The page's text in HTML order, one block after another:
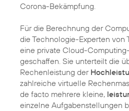
Corona-Bekämpfung.
Für die Berechnung der
die Technologie-Experten von
eine private Cloud-
geschaffen. Sie unterteilt die
Rechenleistung der
zahlreiche virtuelle
de facto mehrere kleine,
einzelne Aufgabenstellungen